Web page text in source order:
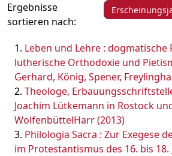
Ergebnisse
sortieren nach:
Leben und Lehre : dogmatische
lutherische Orthodoxie und
Gerhard, König, Spener,
Theologe,
Joachim Lütkemann in Rostock
WolfenbüttelHarr (2013)
Philologia Sacra : Zur Exegese
im Protestantismus des 16. bis